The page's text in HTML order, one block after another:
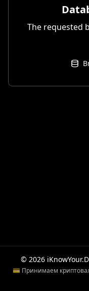
The requested
© 2026
💳 Принимаем